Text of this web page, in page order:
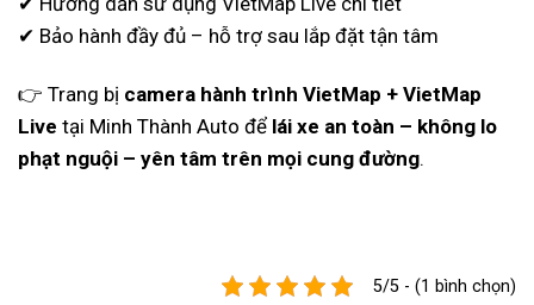
✔ Bảo hành đầy đủ – hỗ trợ sau lắp đặt tận tâm
👉 Trang bị camera hành trình VietMap + VietMap
Live tại Minh Thành Auto để lái xe an toàn – không lo
phạt nguội – yên tâm trên mọi cung đường.
5/5 - (1 bình chọn)